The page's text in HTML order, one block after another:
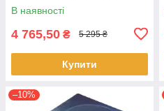
В наявності
4 765,50 ₴ 5 295 ₴
Купити
–10%